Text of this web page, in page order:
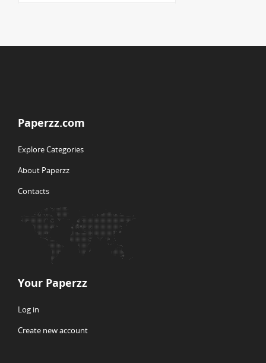
Paperzz.com
Explore Categories
About Paperzz
Contacts
Your Paperzz
Log in
Create new account